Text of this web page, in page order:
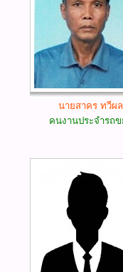
นายสาคร ทวีผล
คนงานประจำรถ